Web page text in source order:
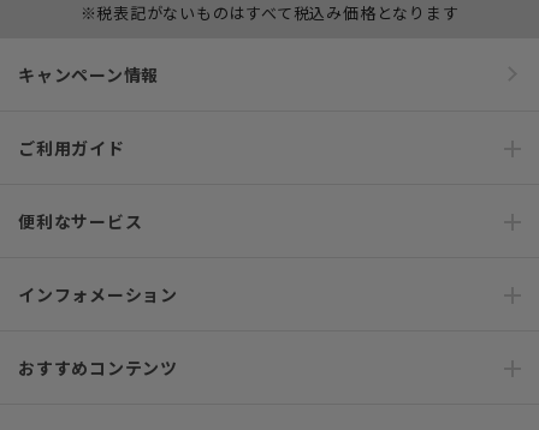
※税表記がないものはすべて税込み価格となります
キャンペーン情報
ご利用ガイド
便利なサービス
インフォメーション
おすすめコンテンツ